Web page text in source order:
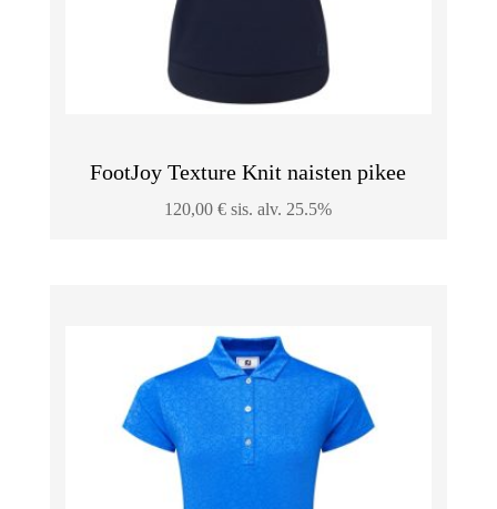
FootJoy Texture Knit naisten pikee
120,00€ sis. alv. 25.5%